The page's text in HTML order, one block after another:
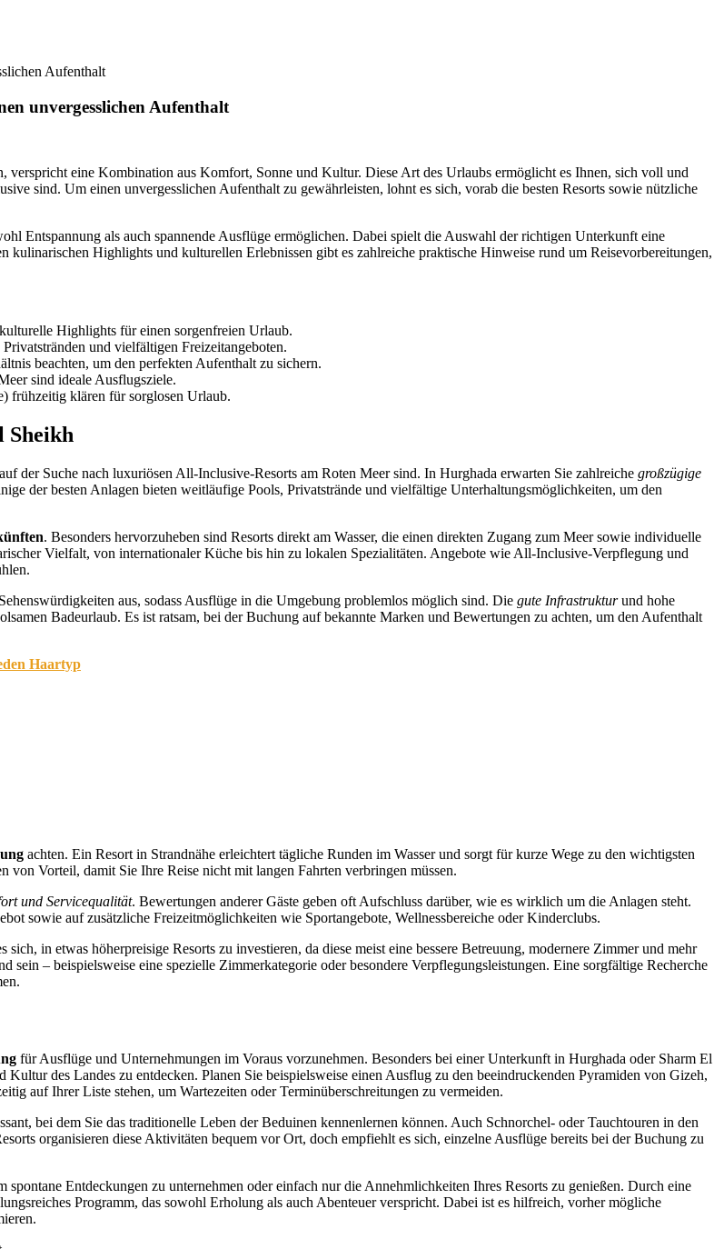
Aufenthalt
unvergesslichen Aufenthalt
verspricht eine Kombination aus Komfort, Sonne und Kultur. Diese Art des Urlaubs ermöglicht es Ihnen, sich voll und
sind. Um einen unvergesslichen Aufenthalt zu gewährleisten, lohnt es sich, vorab die besten Resorts sowie nützliche
Entspannung als auch spannende Ausflüge ermöglichen. Dabei spielt die Auswahl der richtigen Unterkunft eine
kulinarischen Highlights und kulturellen Erlebnissen gibt es zahlreiche praktische Hinweise rund um Reisevorbereitungen,
Highlights für einen sorgenfreien Urlaub.
und vielfältigen Freizeitangeboten.
beachten, um den perfekten Aufenthalt zu sichern.
sind ideale Ausflugsziele.
frühzeitig klären für sorglosen Urlaub.
Sheikh
der Suche nach luxuriösen All-Inclusive-Resorts am Roten Meer sind. In Hurghada erwarten Sie zahlreiche großzügige
der besten Anlagen bieten weitläufige Pools, Privatstrände und vielfältige Unterhaltungsmöglichkeiten, um den
. Besonders hervorzuheben sind Resorts direkt am Wasser, die einen direkten Zugang zum Meer sowie individuelle
Vielfalt, von internationaler Küche bis hin zu lokalen Spezialitäten. Angebote wie All-Inclusive-Verpflegung und
aus, sodass Ausflüge in die Umgebung problemlos möglich sind. Die gute Infrastrukturund hohe
Badeurlaub. Es ist ratsam, bei der Buchung auf bekannte Marken und Bewertungen zu achten, um den Aufenthalt
Haartyp
achten. Ein Resort in Strandnähe erleichtert tägliche Runden im Wasser und sorgt für kurze Wege zu den wichtigsten
Vorteil, damit Sie Ihre Reise nicht mit langen Fahrten verbringen müssen.
und Servicequalität. Bewertungen anderer Gäste geben oft Aufschluss darüber, wie es wirklich um die Anlagen steht.
sowie auf zusätzliche Freizeitmöglichkeiten wie Sportangebote, Wellnessbereiche oder Kinderclubs.
in etwas höherpreisige Resorts zu investieren, da diese meist eine bessere Betreuung, modernere Zimmer und mehr
sein – beispielsweise eine spezielle Zimmerkategorie oder besondere Verpflegungsleistungen. Eine sorgfältige Recherche
für Ausflüge und Unternehmungen im Voraus vorzunehmen. Besonders bei einer Unterkunft in Hurghada oder Sharm El
Kultur des Landes zu entdecken. Planen Sie beispielsweise einen Ausflug zu den beeindruckenden Pyramiden von Gizeh,
auf Ihrer Liste stehen, um Wartezeiten oder Terminüberschreitungen zu vermeiden.
bei dem Sie das traditionelle Leben der Beduinen kennenlernen können. Auch Schnorchel- oder Tauchtouren in den
organisieren diese Aktivitäten bequem vor Ort, doch empfiehlt es sich, einzelne Ausflüge bereits bei der Buchung zu
spontane Entdeckungen zu unternehmen oder einfach nur die Annehmlichkeiten Ihres Resorts zu genießen. Durch eine
Programm, das sowohl Erholung als auch Abenteuer verspricht. Dabei ist es hilfreich, vorher mögliche